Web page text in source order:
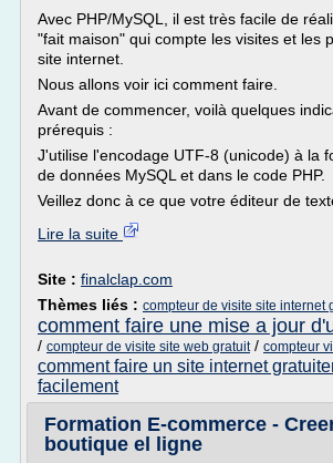
Avec PHP/MySQL, il est très facile de
"fait maison" qui compte les visites et les
site internet.
Nous allons voir ici comment faire.
Avant de commencer, voilà quelques
prérequis :
J'utilise l'encodage UTF-8 (unicode) à la
de données MySQL et dans le code PHP.
Veillez donc à ce que votre éditeur de
Lire la suite
Site : finalclap.com
Thèmes liés : compteur de visite site internet
comment faire une mise a jour
/ compteur de visite site web gratuit/ compteur
comment faire un site internet
facilement
Formation E-commerce -
boutique el ligne